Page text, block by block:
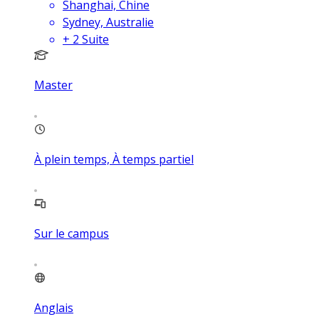
Shanghai, Chine
Sydney, Australie
+ 2 Suite
Master
À plein temps, À temps partiel
Sur le campus
Anglais